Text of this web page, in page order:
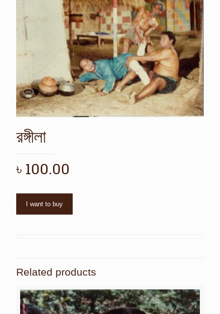
রঙ্গীলা
৳ 100.00
I want to buy
Related products